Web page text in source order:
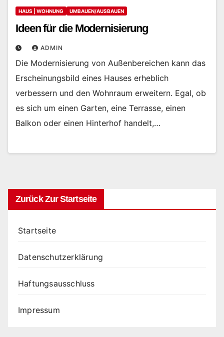
HAUS | WOHNUNG UMBAUEN/AUSBAUEN
Ideen für die Modernisierung
ADMIN
Die Modernisierung von Außenbereichen kann das
Erscheinungsbild eines Hauses erheblich
verbessern und den Wohnraum erweitern. Egal, ob
es sich um einen Garten, eine Terrasse, einen
Balkon oder einen Hinterhof handelt,…
Zurück Zur Startseite
Startseite
Datenschutzerklärung
Haftungsausschluss
Impressum